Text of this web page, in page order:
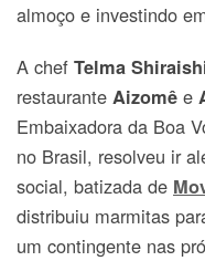
almoço e investindo
A chef Telma
restaurante Aizomê e
Embaixadora da Boa
no Brasil, resolveu ir
social, batizada de
distribuiu marmitas
um contingente nas